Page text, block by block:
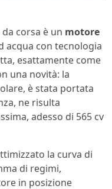
corsa è un motore
acqua con tecnologia
esattamente come
una novità: la
è stata portata
ne risulta
adesso di 565 cv
la curva di
di regimi,
in posizione